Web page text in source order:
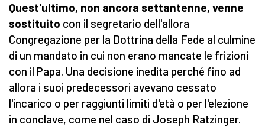
Quest'ultimo, non ancora settantenne, venne
sostituito con il segretario dell'allora
Congregazione per la Dottrina della Fede al culmine
di un mandato in cui non erano mancate le frizioni
con il Papa. Una decisione inedita perché fino ad
allora i suoi predecessori avevano cessato
l'incarico o per raggiunti limiti d'età o per l'elezione
in conclave, come nel caso di Joseph Ratzinger.